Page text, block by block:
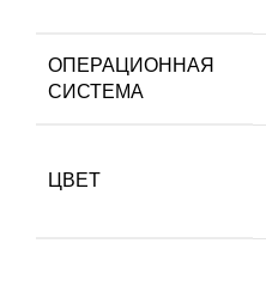
ОПЕРАЦИОННАЯ
СИСТЕМА
ЦВЕТ